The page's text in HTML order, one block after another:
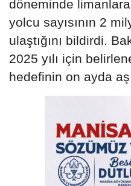
döneminde
yolcu sayısının 2
ulaştığını bildirdi.
2025 yılı için
hedefinin on ayda